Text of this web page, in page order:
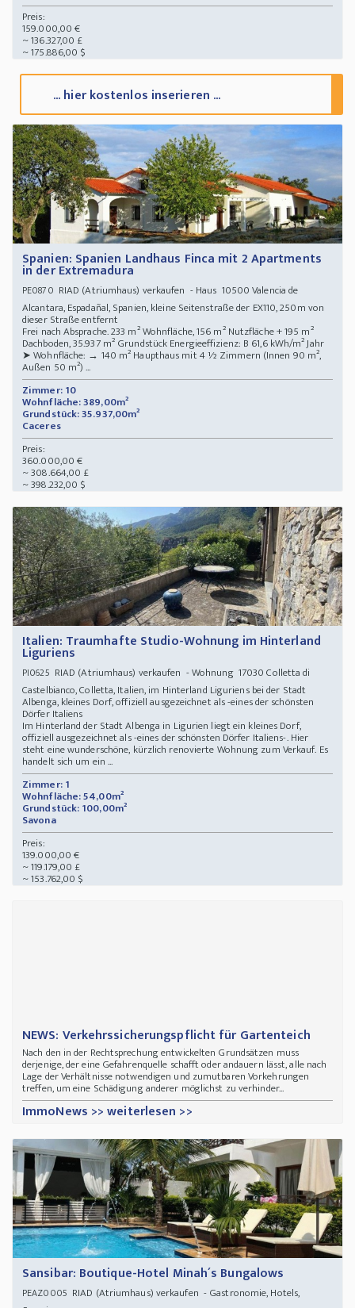
Preis:
159.000,00 €
~ 136.327,00 £
~ 175.886,00 $
... hier kostenlos inserieren ...
Spanien: Spanien Landhaus Finca mit 2 Apartments
in der Extremadura
PE0870 RIAD (Atriumhaus) verkaufen - Haus 10500 Valencia de
Alcantara, Espadañal, Spanien, kleine Seitenstraße der EX110, 250m von
dieser Straße entfernt
Frei nach Absprache. 233 m² Wohnfläche, 156 m² Nutzfläche + 195 m²
Dachboden, 35.937 m² Grundstück Energieeffizienz: B 61,6 kWh/m² Jahr
➤ Wohnfläche: → 140 m² Haupthaus mit 4 ½ Zimmern (Innen 90 m²,
Außen 50 m²) ...
Zimmer: 10
Wohnfläche: 389,00m²
Grundstück: 35.937,00m²
Caceres
Preis:
360.000,00 €
~ 308.664,00 £
~ 398.232,00 $
Italien: Traumhafte Studio-Wohnung im Hinterland
Liguriens
PI0625 RIAD (Atriumhaus) verkaufen - Wohnung 17030 Colletta di
Castelbianco, Colletta, Italien, im Hinterland Liguriens bei der Stadt
Albenga, kleines Dorf, offiziell ausgezeichnet als -eines der schönsten
Dörfer Italiens
Im Hinterland der Stadt Albenga in Ligurien liegt ein kleines Dorf,
offiziell ausgezeichnet als -eines der schönsten Dörfer Italiens-. Hier
steht eine wunderschöne, kürzlich renovierte Wohnung zum Verkauf. Es
handelt sich um ein ...
Zimmer: 1
Wohnfläche: 54,00m²
Grundstück: 100,00m²
Savona
Preis:
139.000,00 €
~ 119.179,00 £
~ 153.762,00 $
NEWS: Verkehrssicherungspflicht für Gartenteich
Nach den in der Rechtsprechung entwickelten Grundsätzen muss
derjenige, der eine Gefahrenquelle schafft oder andauern lässt, alle nach
Lage der Verhältnisse notwendigen und zumutbaren Vorkehrungen
treffen, um eine Schädigung anderer möglichst zu verhinder...
ImmoNews >> weiterlesen >>
Sansibar: Boutique-Hotel Minah´s Bungalows
PEAZ0005 RIAD (Atriumhaus) verkaufen - Gastronomie, Hotels,